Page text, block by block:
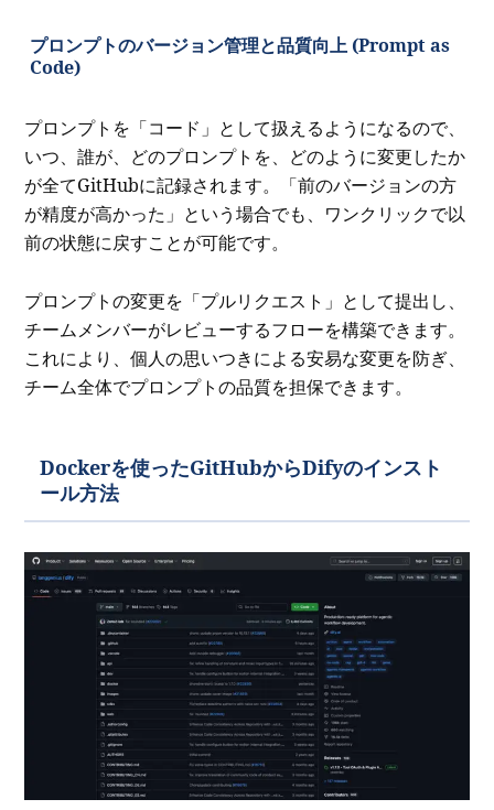
プロンプトのバージョン管理と品質向上 (Prompt as
Code)
プロンプトを「コード」として扱えるようになるので、
いつ、誰が、どのプロンプトを、どのように変更したか
が全てGitHubに記録されます。「前のバージョンの方
が精度が高かった」という場合でも、ワンクリックで以
前の状態に戻すことが可能です。
プロンプトの変更を「プルリクエスト」として提出し、
チームメンバーがレビューするフローを構築できます。
これにより、個人の思いつきによる安易な変更を防ぎ、
チーム全体でプロンプトの品質を担保できます。
Dockerを使ったGitHubからDifyのインスト
ール方法